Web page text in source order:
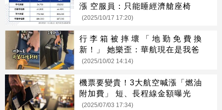
漲 空服員：只能睡經濟艙座椅
(2025/10/17 17:20)
行李箱被摔壞「地勤免費換
新！」 她樂歪：華航現在是我爸
(2025/10/02 14:14)
機票要變貴！3大航空喊漲「燃油
附加費」 短、長程線金額曝光
(2025/07/03 17:34)